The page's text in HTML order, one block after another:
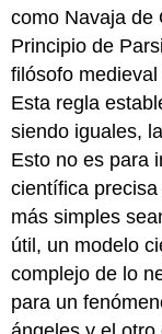
como Navaja de
Principio de
filósofo
Esta regla
siendo iguales,
Esto no es para
científica
más simples
útil, un modelo
complejo de lo
para un